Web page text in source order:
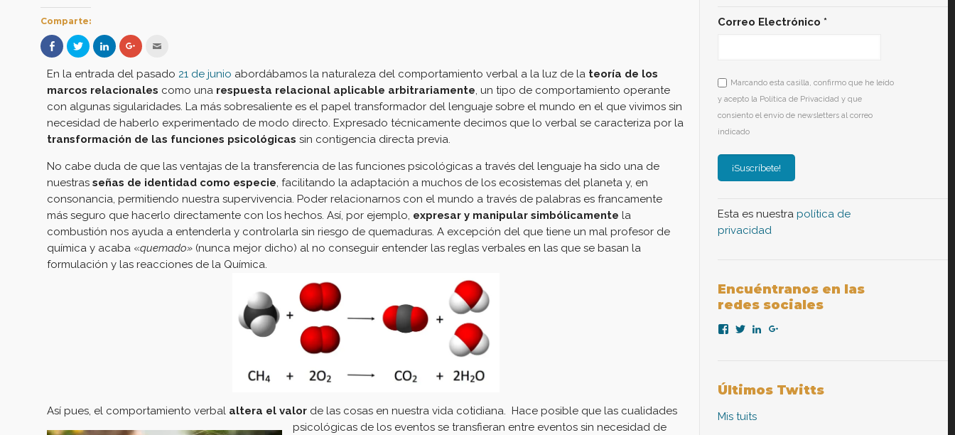
Comparte:
Haz
clic
para
compartir
en
Facebook
(Se
abre
en
una
ventana
nueva)
Haz
clic
para
compartir
en
Twitter
(Se
abre
en
una
ventana
nueva)
Haz
clic
para
compartir
en
LinkedIn
(Se
abre
en
una
ventana
nueva)
Haz
clic
compartir
en
Google+
(Se
abre
en
una
ventana
nueva)
enviar
por
correo
electrónico
a
un
amigo
(Se
abre
en
ventana
nueva)
En la entrada del pasado 21 de junio abordábamos la naturaleza del comportamiento verbal a la luz de la teoría de los
marcos relacionales como una respuesta relacional aplicable arbitrariamente, un tipo de comportamiento operante
con algunas sigularidades. La más sobresaliente es el papel transformador del lenguaje sobre el mundo en el que vivimos sin
necesidad de haberlo experimentado de modo directo. Expresado técnicamente decimos que lo verbal se caracteriza por la
transformación de las funciones psicológicas sin contigencia directa previa.
No cabe duda de que las ventajas de la transferencia de las funciones psicológicas a través del lenguaje ha sido una de
nuestrasseñas de identidad como especie, facilitando la adaptación a muchos de los ecosistemas del planeta y, en
consonancia, permitiendo nuestra supervivencia. Poder relacionarnos con el mundo a través de palabras es francamente
más seguro que hacerlo directamente con los hechos. Así, por ejemplo, expresar y manipular simbólicamentela
combustión nos ayuda a entenderla y controlarla sin riesgo de quemaduras. A excepción del que tiene un mal profesor de
química y acaba «quemado» (nunca mejor dicho) al no conseguir entender las reglas verbales en las que se basan la
formulación y las reacciones de la Química.
Así pues, el comportamiento verbal altera el valor de las cosas en nuestra vida cotidiana. Hace posible que las cualidades
psicológicas de los eventos se transfieran entre eventos sin necesidad de
Correo Electrónico*
Marcando esta casilla, confirmo que he leído
y acepto la Política de Privacidad y que
consiento el envío de newsletters al correo
indicado
Esta es nuestrapolítica de
privacidad
Encuéntranos en las
redes sociales
Ver
Facebook
Ver
Twitter
Ver
aplicada
en
Google+
Últimos Twitts
Mis tuits